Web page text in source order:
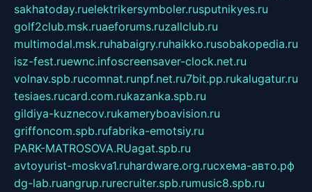
sakhatoday.ruelektrikersymboler.rusputnikyes.ru
golf2club.msk.ruaeforums.ruzallclub.ru
multimodal.msk.ruhabaigry.ruhaikko.rusobakopedia.ru
isz-fest.ruewnc.infoscreensaver-clock.net.ru
volnav.spb.rucomnat.runpf.net.ru7bit.pp.rukalugatur.ru
tesiaes.rucard.com.rukazanka.spb.ru
gildiya-kuznecov.rukameryboavision.ru
griffoncom.spb.rufabrika-emotsiy.ru
PARK-MATROSOVA.RUagat.spb.ru
avtoyurist-moskva1.ruhardware.org.ruсхема-авто.рф
dg-lab.ruangrup.rurecruiter.spb.rumusic8.spb.ru